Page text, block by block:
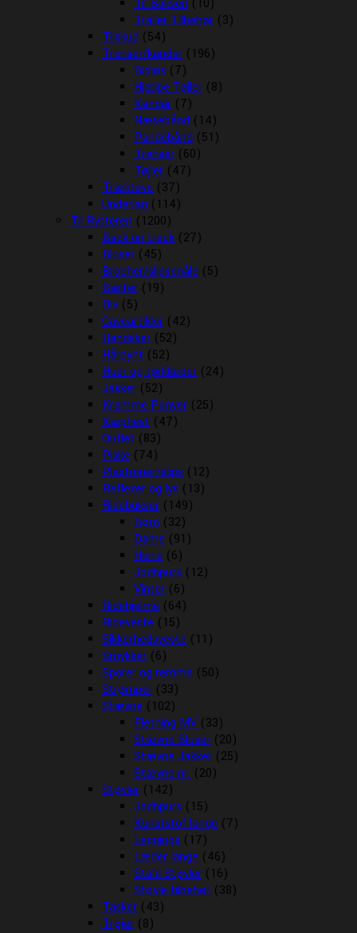
Til Boksen (10)
Trailer Tilbehør (3)
Tilskud (54)
Trenser/kandar (196)
Bidløs (7)
Hjælpe Tøjler (8)
Kandar (7)
Næsebånd (14)
Pandebånd (51)
Trenser (60)
Tøjler (47)
Træktove (37)
Underlag (114)
Til Rytteren (1200)
Back on track (27)
Bluser (45)
Brocher/slipsenåle (5)
Bælter (19)
Div (5)
Gaveartikler (42)
Handsker (52)
Hårpynt (52)
Huer og tørklæder (24)
Jakker (52)
Kramme Ponyer (25)
Kæphest (47)
Outlet (83)
Piske (74)
Plastroner/slips (12)
Reflexer og lys (13)
Ridebukser (149)
Børn (32)
Dame (91)
Herre (6)
Jodhpurs (12)
Vinter (6)
Ridehjelme (64)
Rideveste (15)
Sikkerhedsveste (11)
Smykker (6)
Sporer og remme (50)
Strømper (33)
Stævne (102)
Fletning MV (33)
Stævne Bluser (20)
Stævne Jakker (25)
Stævne nr. (20)
Støvler (142)
Jodhpurs (15)
Kunststof lange (7)
Leggings (17)
Læder lange (46)
Stald Støvler (16)
Støvle tilbehør (38)
Tasker (43)
Trøjer (8)